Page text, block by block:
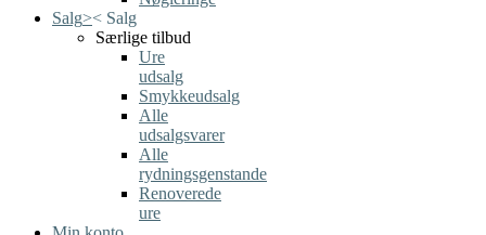
Salg>< Salg
Særlige tilbud
Ure
udsalg
Smykkeudsalg
Alle
udsalgsvarer
Alle
rydningsgenstande
Renoverede
ure